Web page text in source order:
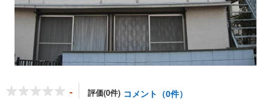
- 評価(0件) コメント（0件）